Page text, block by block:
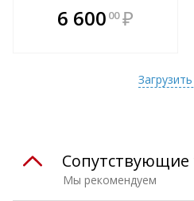
6 600 00 ₽
Мы рекомендуем
Сопутствующие